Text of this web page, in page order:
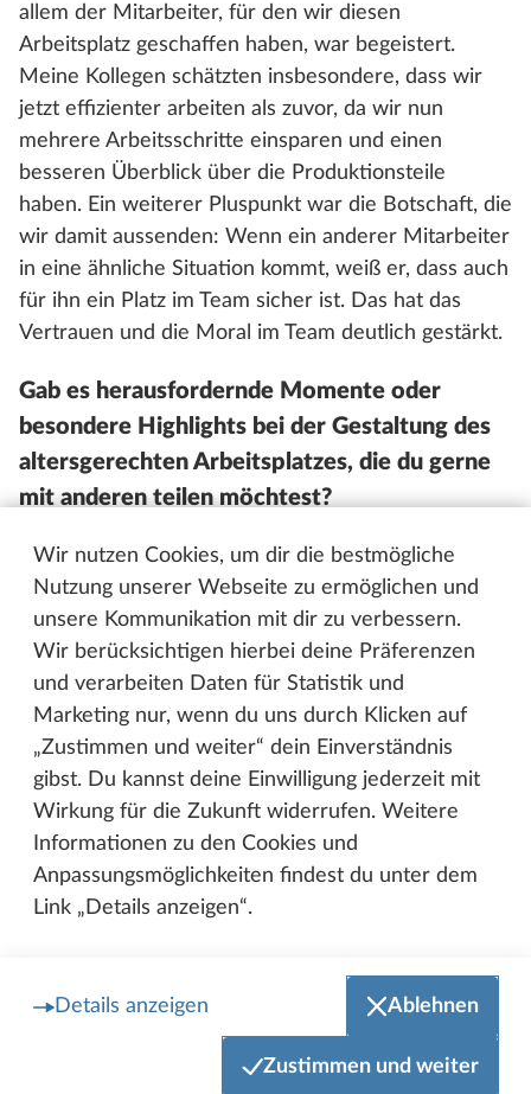
Wir nutzen Cookies, um dir die bestmögliche
Nutzung unserer Webseite zu ermöglichen und
unsere Kommunikation mit dir zu verbessern.
Wir berücksichtigen hierbei deine Präferenzen
und verarbeiten Daten für Statistik und
Marketing nur, wenn du uns durch Klicken auf
„Zustimmen und weiter“ dein Einverständnis
gibst. Du kannst deine Einwilligung jederzeit mit
Wirkung für die Zukunft widerrufen. Weitere
Informationen zu den Cookies und
Anpassungsmöglichkeiten findest du unter dem
Link „Details anzeigen“.
Details anzeigen Ablehnen
Zustimmen und weiter
allem der Mitarbeiter, für den wir diesen
Arbeitsplatz geschaffen haben, war begeistert.
Meine Kollegen schätzten insbesondere, dass wir
jetzt effizienter arbeiten als zuvor, da wir nun
mehrere Arbeitsschritte einsparen und einen
besseren Überblick über die Produktionsteile
haben. Ein weiterer Pluspunkt war die Botschaft, die
wir damit aussenden: Wenn ein anderer Mitarbeiter
in eine ähnliche Situation kommt, weiß er, dass auch
für ihn ein Platz im Team sicher ist. Das hat das
Vertrauen und die Moral im Team deutlich gestärkt.
Gab es herausfordernde Momente oder
besondere Highlights bei der Gestaltung des
altersgerechten Arbeitsplatzes, die du gerne
mit anderen teilen möchtest?
Andreas:Oh ja, es gab einige knifflige Momente.
Eine besondere Schwierigkeit war, dass meine Idee,
einen Dickenhobel für den altersgerechten
Arbeitsplatz einzusetzen, zunächst in einer anderen
Abteilung umgesetzt werden sollte. Ich musste mich
wirklich durchsetzen, um dieses Projekt in meiner
eigenen Abteilung umzusetzen. Es brauchte ein
wenig Überzeugungskraft, aber schließlich konnte
ich meine Vorgesetzten davon überzeugen, dass es
am sinnvollsten ist, diesen Ansatz in der PU-
Fertigung zu verfolgen. Der Höhepunkt war
definitiv, als ich die Zustimmung bekam und diese
dass wir ihm einen wertvollen und angepassten
Arbeitsplatz bieten konnten, war für mich ein echtes